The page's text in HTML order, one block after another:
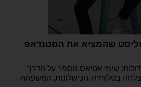
שהמציא את הסטנדאפ
שימי אטיאס מספר על הדרך
בטלוויזיה, הכישלונות, המשפחה